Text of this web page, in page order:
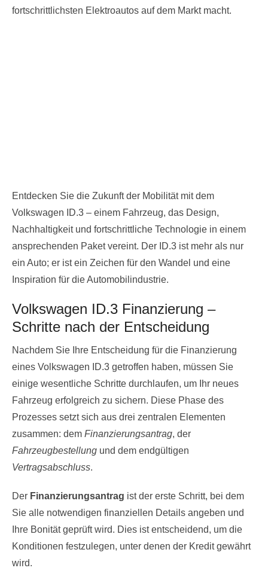
fortschrittlichsten Elektroautos auf dem Markt macht.
Entdecken Sie die Zukunft der Mobilität mit dem
Volkswagen ID.3 – einem Fahrzeug, das Design,
Nachhaltigkeit und fortschrittliche Technologie in einem
ansprechenden Paket vereint. Der ID.3 ist mehr als nur
ein Auto; er ist ein Zeichen für den Wandel und eine
Inspiration für die Automobilindustrie.
Volkswagen ID.3 Finanzierung –
Schritte nach der Entscheidung
Nachdem Sie Ihre Entscheidung für die Finanzierung
eines Volkswagen ID.3 getroffen haben, müssen Sie
einige wesentliche Schritte durchlaufen, um Ihr neues
Fahrzeug erfolgreich zu sichern. Diese Phase des
Prozesses setzt sich aus drei zentralen Elementen
zusammen: dem Finanzierungsantrag, der
Fahrzeugbestellung und dem endgültigen
Vertragsabschluss.
Der Finanzierungsantrag ist der erste Schritt, bei dem
Sie alle notwendigen finanziellen Details angeben und
Ihre Bonität geprüft wird. Dies ist entscheidend, um die
Konditionen festzulegen, unter denen der Kredit gewährt
wird.